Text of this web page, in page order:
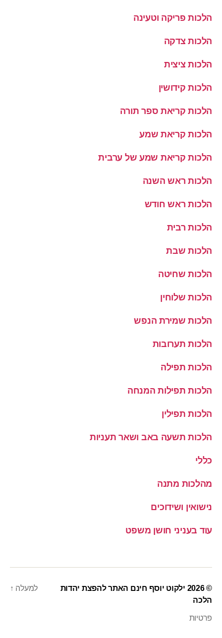
הלכות פריקה וטעינה
הלכות צדקה
הלכות ציצית
הלכות קידושין
הלכות קריאת ספר תורה
הלכות קריאת שמע
הלכות קריאת שמע של ערבית
הלכות ראש השנה
הלכות ראש חודש
הלכות רבית
הלכות שבת
הלכות שחיטה
הלכות שלוחין
הלכות שמירת הנפש
הלכות תערובות
הלכות תפילה
הלכות תפילות המנחה
הלכות תפילין
הלכות תשעה באב ושאר תעניות
כללי
מהלכות מתנה
נישואין ושידוכים
עוד בעניני חושן משפט
© 2026
ילקוט יוסף חינם האתר להפצת יהדות
הלכה
פרטיות
למעלה ↑